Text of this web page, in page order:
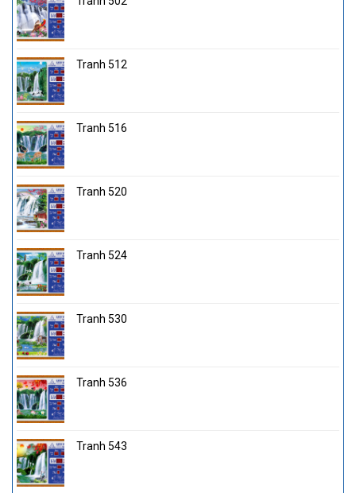
Tranh 512
Tranh 516
Tranh 520
Tranh 524
Tranh 530
Tranh 536
Tranh 543